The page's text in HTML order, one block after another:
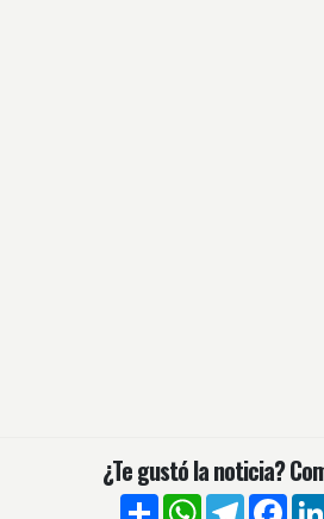
¿Te gustó la noticia?
CompartirWhatsApp